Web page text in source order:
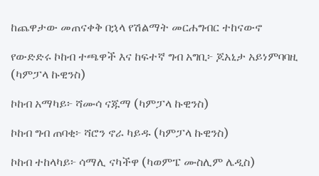
ከጨዋታው መጠናቀቅ በኋላ የሽልማት መርሐግብር ተከናውኖ
የውድድሩ ኮከብ ተጫዋች እና ከፍተኛ ግብ አግቢ፦ ጆአኒታ አይነምባባዚ
(ካምፓላ ኩዊንስ)
​ኮከብ አማካይ፦ ሻሙሳ ናጁማ (ካምፓላ ኩዊንስ)
​ኮከብ ግብ ጠባቂ፦ ሻሮን ኖራ ካይዱ (ካምፓላ ኩዊንስ)
​ኮከብ ተከላካይ፦ ሳማሊ ናካችዋ (ካወምፔ ሙስሊም ሌዲስ)